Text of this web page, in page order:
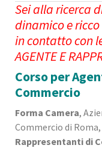
Sei alla ricerca
dinamico e
in contatto con
AGENTE E
Corso per
Commercio
Forma Camera,
Commercio di
Rappresentanti di